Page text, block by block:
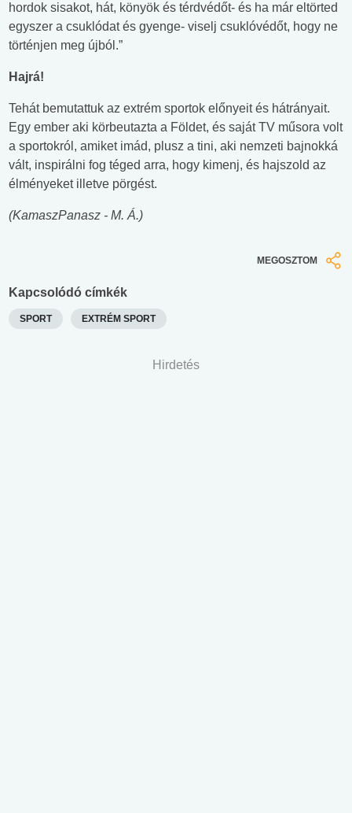
hordok sisakot, hát, könyök és térdvédőt- és ha már eltörted
egyszer a csuklódat és gyenge- viselj csuklóvédőt, hogy ne
történjen meg újból.”
Hajrá!
Tehát bemutattuk az extrém sportok előnyeit és hátrányait.
Egy ember aki körbeutazta a Földet, és saját TV műsora volt
a sportokról, amiket imád, plusz a tini, aki nemzeti bajnokká
vált, inspirálni fog téged arra, hogy kimenj, és hajszold az
élményeket illetve pörgést.
(KamaszPanasz - M. Á.)
MEGOSZTOM
Kapcsolódó címkék
SPORT EXTRÉM SPORT
Hirdetés